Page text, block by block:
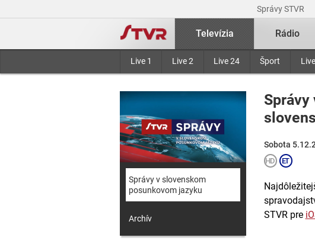
Správy STVR
Televízia
Live 1 Live 2 Live 24 Šport
Rádio
Správy v slovenskom
posunkovom jazyku
Archív
Správy
Sobota
STVR pre